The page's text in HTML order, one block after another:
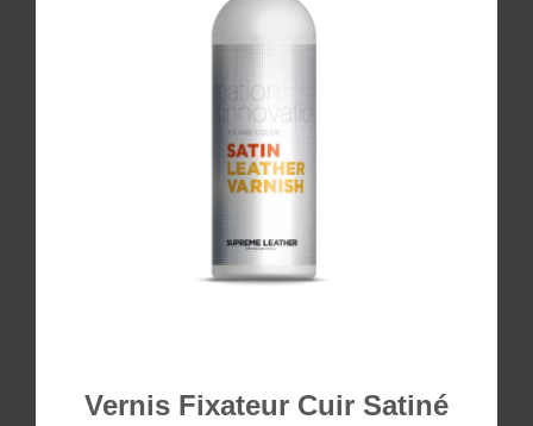
Vernis Fixateur Cuir Satiné